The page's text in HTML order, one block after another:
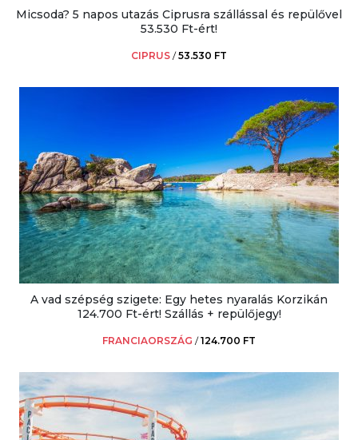
Micsoda? 5 napos utazás Ciprusra szállással és repülővel
53.530 Ft-ért!
CIPRUS /53.530 FT
A vad szépség szigete: Egy hetes nyaralás Korzikán
124.700 Ft-ért! Szállás + repülőjegy!
FRANCIAORSZÁG /124.700 FT